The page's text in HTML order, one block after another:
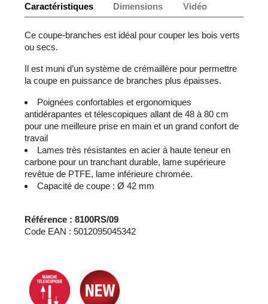
Caractéristiques Dimensions Vidéo
Ce coupe-branches est idéal pour couper les bois verts
ou secs.
Il est muni d’un système de crémaillère pour permettre
la coupe en puissance de branches plus épaisses.
Poignées confortables et ergonomiques
antidérapantes et télescopiques allant de 48 à 80 cm
pour une meilleure prise en main et un grand confort de
travail
Lames très résistantes en acier à haute teneur en
carbone pour un tranchant durable, lame supérieure
revêtue de PTFE, lame inférieure chromée.
Capacité de coupe : Ø 42 mm
Référence : 8100RS/09
Code EAN : 5012095045342